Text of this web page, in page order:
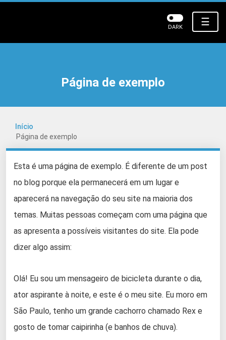
☰
DARK
Página de exemplo
Início
Página de exemplo
Esta é uma página de exemplo. É diferente de um post
no blog porque ela permanecerá em um lugar e
aparecerá na navegação do seu site na maioria dos
temas. Muitas pessoas começam com uma página que
as apresenta a possíveis visitantes do site. Ela pode
dizer algo assim:
Olá! Eu sou um mensageiro de bicicleta durante o dia,
ator aspirante à noite, e este é o meu site. Eu moro em
São Paulo, tenho um grande cachorro chamado Rex e
gosto de tomar caipirinha (e banhos de chuva).